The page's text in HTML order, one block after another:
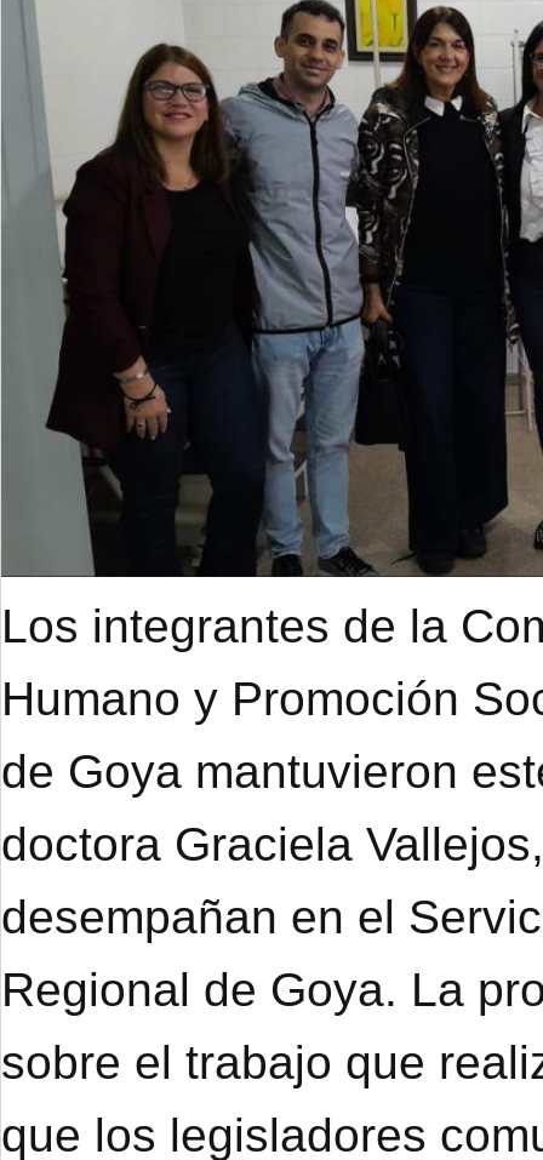
Los integrantes de la
Humano y Promoción
de Goya mantuvieron
doctora Graciela
desempañan en el
Regional de Goya. La
sobre el trabajo que
que los legisladores